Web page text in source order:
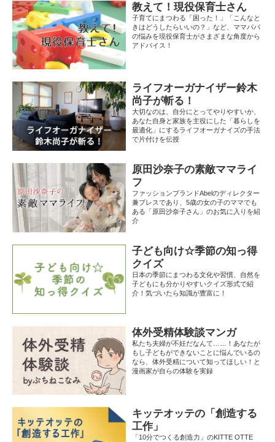
教えて！現役保育士さん
子育てにまつわる「困った！」「こんなと
きはどうしたらいいの？」など、ママパパ
の悩みを現役保育士がさまざまな角度から
アドバイス！
ライフオーガナイザー鈴木
尚子が斬る！
大切なのは、自分にとってやりやすいか、
あなた自身と家族を主役にした「暮らしを
最適化」にするライフオーガナイズの手法
で片付けを伝授
原田沙奈子の素敵ママライ
フ
ファッションブランドAbelのディレクター
兼プレスであり、5歳の女の子のママでも
ある「原田沙奈子さん」のお気に入りを紹
介
子ども向け☆季節の知っ得
クイズ
日本の季節にまつわる文化や習慣、自然を
子どもにも分かりやすいクイズ形式で紹
介！気づいたら知識が豊富に！
体外受精体験談マンガ
私たち夫婦が不妊だなんて……！あなたが
もし子どもができないことに悩んでいるの
なら、体外受精について知ってほしい！と
漫画家が自らの体験を実録
キッテオッテの「創造する
工作」
「10分でつくる創造力」のKITTE OTTE